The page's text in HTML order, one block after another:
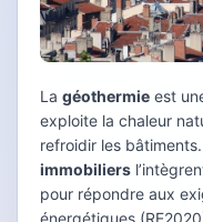
La géothermie est
exploite la chaleur
refroidir les
immobiliers
pour répondre aux
énergétiques